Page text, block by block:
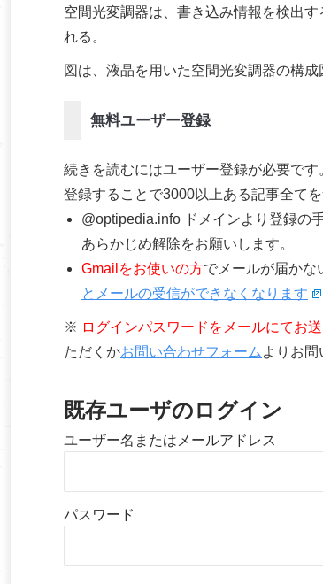
空間光変調器は、書き込み情報を検出
れる。
図は、液晶を用いた空間光変調器の構
無料ユーザー登録
続きを読むにはユーザー登録が必要です
登録することで3000以上ある記事全てを
@optipedia.info ドメインより登録の
あらかじめ解除をお願いします。
Gmailをお使いの方でメールが届かな
とメールの受信ができなくなります
※ ログインパスワードをメールにてお送
ただくかお問い合わせフォーム よりお問
既存ユーザのログイン
ユーザー名またはメールアドレス
パスワード